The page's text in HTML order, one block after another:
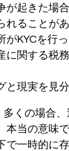
が起きた場
ることが
がKYCを行
に関する税
と現実を見
多くの場合
本当の意味
で一時的に